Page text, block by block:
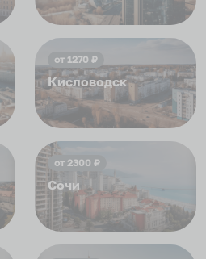
от 1270 ₽
Кисловодск
от 2300 ₽
Сочи